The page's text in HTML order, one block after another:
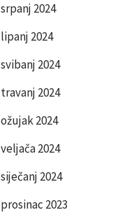
srpanj 2024
lipanj 2024
svibanj 2024
travanj 2024
ožujak 2024
veljača 2024
siječanj 2024
prosinac 2023